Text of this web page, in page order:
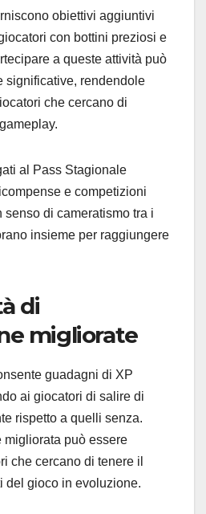
obiettivi aggiuntivi
con bottini preziosi e
a queste attività può
significative, rendendole
che cercano di
al Pass Stagionale
e competizioni
senso di cameratismo tra i
insieme per raggiungere
di
migliorate
guadagni di XP
ai giocatori di salire di
rispetto a quelli senza.
migliorata può essere
che cercano di tenere il
del gioco in evoluzione.